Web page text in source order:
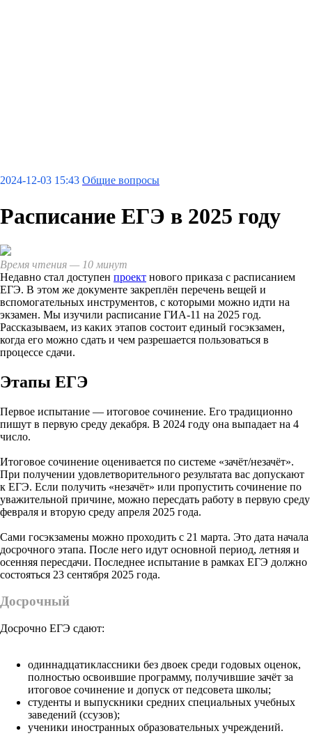
2024-12-03 15:43 Общие вопросы
Расписание ЕГЭ в 2025 году
Время чтения — 10 минут
Недавно стал доступен проект нового приказа с расписанием
ЕГЭ. В этом же документе закреплён перечень вещей и
вспомогательных инструментов, с которыми можно идти на
экзамен. Мы изучили расписание ГИА-11 на 2025 год.
Рассказываем, из каких этапов состоит единый госэкзамен,
когда его можно сдать и чем разрешается пользоваться в
процессе сдачи.
Этапы ЕГЭ
Первое испытание — итоговое сочинение. Его традиционно
пишут в первую среду декабря. В 2024 году она выпадает на 4
число.
Итоговое сочинение оценивается по системе «зачёт/незачёт».
При получении удовлетворительного результата вас допускают
к ЕГЭ. Если получить «незачёт» или пропустить сочинение по
уважительной причине, можно пересдать работу в первую среду
февраля и вторую среду апреля 2025 года.
Сами госэкзамены можно проходить с 21 марта. Это дата начала
досрочного этапа. После него идут основной период, летняя и
осенняя пересдачи. Последнее испытание в рамках ЕГЭ должно
состояться 23 сентября 2025 года.
Досрочный
Досрочно ЕГЭ сдают:
одиннадцатиклассники без двоек среди годовых оценок,
полностью освоившие программу, получившие зачёт за
итоговое сочинение и допуск от педсовета школы;
студенты и выпускники средних специальных учебных
заведений (ссузов);
ученики иностранных образовательных учреждений.